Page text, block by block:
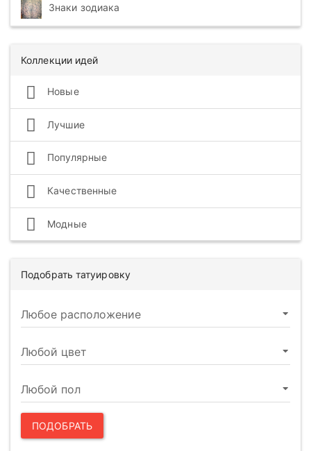
Знаки зодиака
Коллекции идей
Новые
Лучшие
Популярные
Качественные
Модные
Подобрать татуировку
ПОДОБРАТЬ